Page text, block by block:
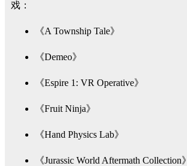
戏：
《A Township Tale》
《Demeo》
《Espire 1: VR Operative》
《Fruit Ninja》
《Hand Physics Lab》
《Jurassic World Aftermath Collection》